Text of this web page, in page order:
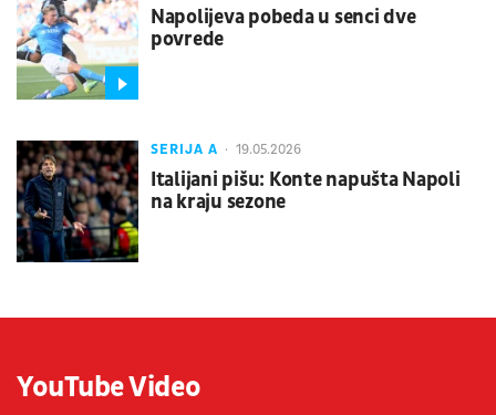
Napolijeva pobeda u senci dve
povrede
SERIJA A 19.05.2026
Italijani pišu: Konte napušta Napoli
na kraju sezone
YouTube Video